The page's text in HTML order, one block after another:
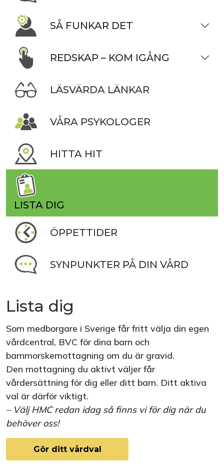
SÅ FUNKAR DET
REDSKAP – KOM IGÅNG
LÄSVÄRDA LÄNKAR
VÅRA PSYKOLOGER
HITTA HIT
LISTA DIG
ÖPPETTIDER
SYNPUNKTER PÅ DIN VÅRD
Lista dig
Som medborgare i Sverige får fritt välja din egen
vårdcentral, BVC för dina barn och
barnmorskemottagning om du är gravid.
Den mottagning du aktivt väljer får
vårdersättning för dig eller ditt barn. Ditt aktiva
val är därför viktigt.
– Välj HMC redan idag så finns vi för dig när du
behöver oss!
Gör ditt vårdval